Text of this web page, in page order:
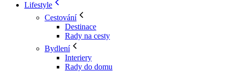
Lifestyle
Cestování
Destinace
Rady na cesty
Bydlení
Interiery
Rady do domu